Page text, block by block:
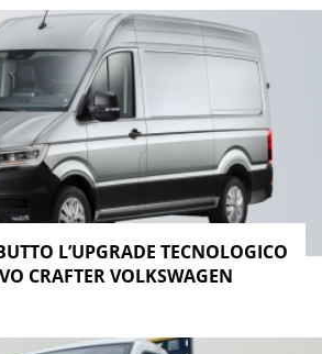
L’UPGRADE TECNOLOGICO
CRAFTER VOLKSWAGEN